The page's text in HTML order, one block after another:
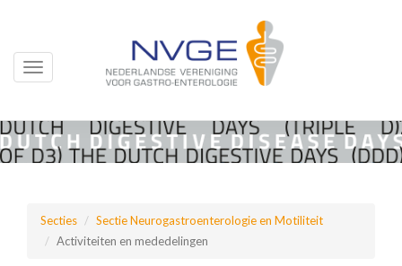
Overslaan
en
Toggle
Secties
Sectie Neurogastroenterologie en Motiliteit
Activiteiten en mededelingen